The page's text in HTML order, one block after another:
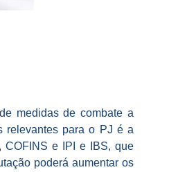
medidas de combate a
relevantes para o PJ é a
COFINS e IPI e IBS, que
poderá aumentar os